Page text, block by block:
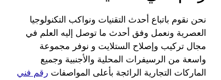
نحن نقوم باتباع أحدث التقنيات ونواكب التكنولوجيا
العصرية ونعمل وفق أحدث ما توصل إليه العلم في
مجال تركيب وإصلاح الستلايت و نوفر مجموعة
واسعة من الرسيفرات المحلية والأجنبية وجميع
الماركات التجارية الرائجة بأعلى المواصفات رقم فني